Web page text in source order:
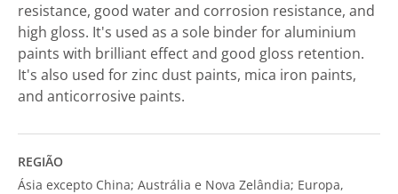
resistance, good water and corrosion resistance, and
high gloss. It's used as a sole binder for aluminium
paints with brilliant effect and good gloss retention.
It's also used for zinc dust paints, mica iron paints,
and anticorrosive paints.
REGIÃO
Ásia excepto China; Austrália e Nova Zelândia; Europa,